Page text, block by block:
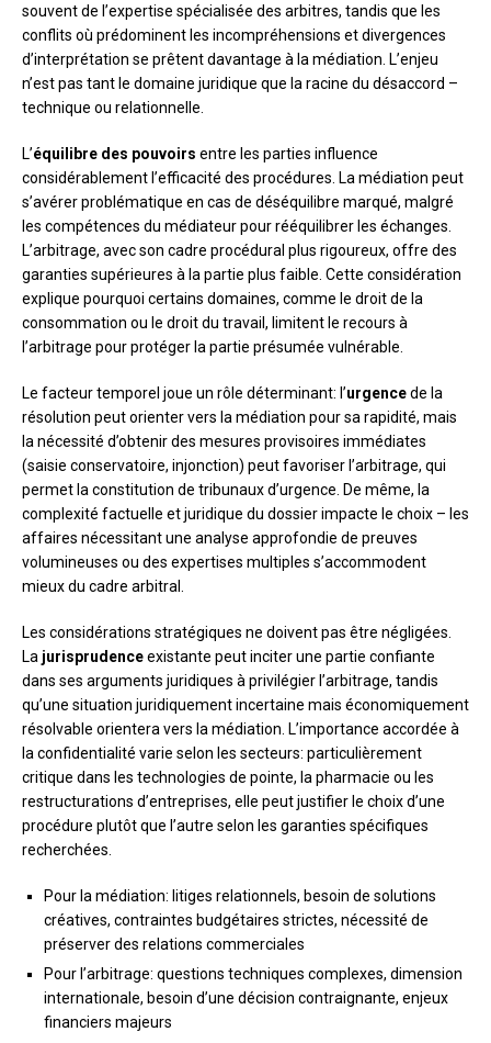
souvent de l’expertise spécialisée des arbitres, tandis que les
conflits où prédominent les incompréhensions et divergences
d’interprétation se prêtent davantage à la médiation. L’enjeu
n’est pas tant le domaine juridique que la racine du désaccord –
technique ou relationnelle.
L’équilibre des pouvoirs entre les parties influence
considérablement l’efficacité des procédures. La médiation peut
s’avérer problématique en cas de déséquilibre marqué, malgré
les compétences du médiateur pour rééquilibrer les échanges.
L’arbitrage, avec son cadre procédural plus rigoureux, offre des
garanties supérieures à la partie plus faible. Cette considération
explique pourquoi certains domaines, comme le droit de la
consommation ou le droit du travail, limitent le recours à
l’arbitrage pour protéger la partie présumée vulnérable.
Le facteur temporel joue un rôle déterminant: l’urgencede la
résolution peut orienter vers la médiation pour sa rapidité, mais
la nécessité d’obtenir des mesures provisoires immédiates
(saisie conservatoire, injonction) peut favoriser l’arbitrage, qui
permet la constitution de tribunaux d’urgence. De même, la
complexité factuelle et juridique du dossier impacte le choix – les
affaires nécessitant une analyse approfondie de preuves
volumineuses ou des expertises multiples s’accommodent
mieux du cadre arbitral.
Les considérations stratégiques ne doivent pas être négligées.
La jurisprudenceexistante peut inciter une partie confiante
dans ses arguments juridiques à privilégier l’arbitrage, tandis
qu’une situation juridiquement incertaine mais économiquement
résolvable orientera vers la médiation. L’importance accordée à
la confidentialité varie selon les secteurs: particulièrement
critique dans les technologies de pointe, la pharmacie ou les
restructurations d’entreprises, elle peut justifier le choix d’une
procédure plutôt que l’autre selon les garanties spécifiques
recherchées.
Pour la médiation: litiges relationnels, besoin de solutions
créatives, contraintes budgétaires strictes, nécessité de
préserver des relations commerciales
Pour l’arbitrage: questions techniques complexes, dimension
internationale, besoin d’une décision contraignante, enjeux
financiers majeurs